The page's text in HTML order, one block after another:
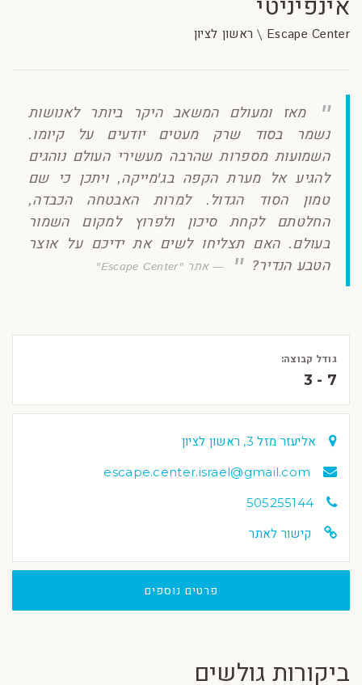
אינפיניטי
Escape Center \ ראשון לציון
מאז ומעולם המשאב היקר ביותר לאנושות
נשמר בסוד שרק מעטים יודעים על קיומו.
השמועות מספרות שהרבה מעשירי העולם נוהגים
להגיע אל מערת הקפה בג'מייקה, ויתכן כי שם
טמון הסוד הגדול. למרות האבטחה הכבדה,
החלטתם לקחת סיכון ולפרוץ למקום השמור
בעולם. האם תצליחו לשים את ידיכם על אוצר
הטבע הנדיר?
אתר "Escape Center"
גודל קבוצה:
3 - 7
אליעזר מזל 3, ראשון לציון
escape.center.israel@gmail.com
505255144
קישור לאתר
פרטים נוספים
ביקורות גולשים